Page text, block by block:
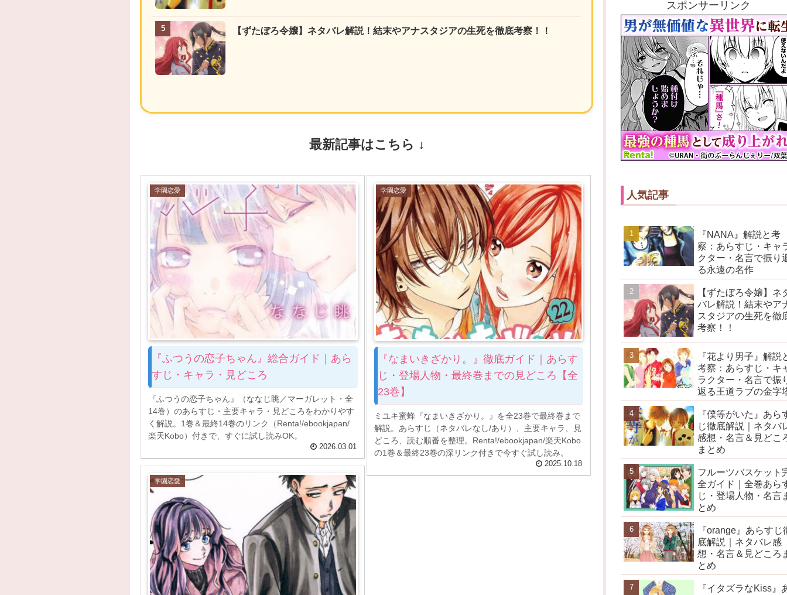
【ずたぼろ令嬢】ネタバレ解説！結末やアナスタジアの生死を徹底考察！！
最新記事はこちら ↓
学園恋愛
『ふつうの恋子ちゃん』総合ガイド｜あら
すじ・キャラ・見どころ
『ふつうの恋子ちゃん』（ななじ眺／マーガレット・全
14巻）のあらすじ・主要キャラ・見どころをわかりやす
く解説。1巻＆最終14巻のリンク（Renta!/ebookjapan/
楽天Kobo）付きで、すぐに試し読みOK。
2026.03.01
学園恋愛
『なまいきざかり。』徹底ガイド｜あらす
じ・登場人物・最終巻までの見どころ【全
23巻】
ミユキ蜜蜂『なまいきざかり。』を全23巻で最終巻まで
解説。あらすじ（ネタバレなし/あり）、主要キャラ、見
どころ、読む順番を整理。Renta!/ebookjapan/楽天Kobo
の1巻＆最終23巻の深リンク付きで今すぐ試し読み。
2025.10.18
学園恋愛
スポンサーリンク
人気記事
『NANA』解説と考
察：あらすじ・キャ
クター・名言で振り
る永遠の名作
【ずたぼろ令嬢】ネ
バレ解説！結末やア
スタジアの生死を徹
考察！！
『花より男子』解説
考察：あらすじ・キ
ラクター・名言で振
返る王道ラブの金字
『僕等がいた』あら
じ徹底解説｜ネタバ
感想・名言＆見どこ
まとめ
フルーツバスケット
全ガイド｜全巻あら
じ・登場人物・名言
とめ
『orange』あらすじ
底解説｜ネタバレ感
想・名言＆見どころ
とめ
『イタズラなKiss』